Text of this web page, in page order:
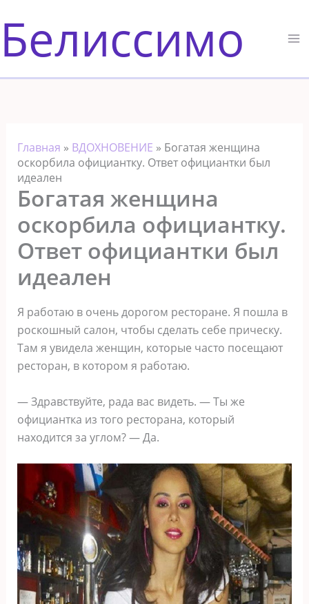
к
содержимому
Белиссимо
Главная » ВДОХНОВЕНИЕ » Богатая женщина
оскорбила официантку. Ответ официантки был
идеален
Богатая женщина
оскорбила официантку.
Ответ официантки был
идеален
Я работаю в очень дорогом ресторане. Я пошла в
роскошный салон, чтобы сделать себе прическу.
Там я увидела женщин, которые часто посещают
ресторан, в котором я работаю.
— Здравствуйте, рада вас видеть. — Ты же
официантка из того ресторана, который
находится за углом? — Да.